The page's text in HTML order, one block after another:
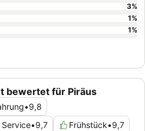
bewertet für Piräus
•9,8
Service•9,7 Frühstück•9,7
3%
1%
1%